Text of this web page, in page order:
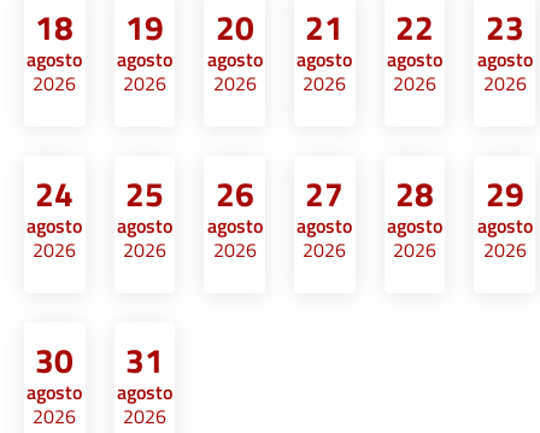
18
agosto
2026
19
agosto
2026
20
agosto
2026
21
agosto
2026
22
agosto
2026
23
agosto
2026
24
agosto
2026
25
agosto
2026
26
agosto
2026
27
agosto
2026
28
agosto
2026
29
agosto
2026
30
agosto
2026
31
agosto
2026